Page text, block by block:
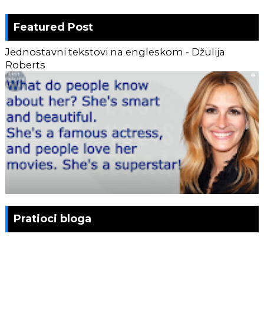
Featured Post
Jednostavni tekstovi na engleskom - Džulija
Roberts
Pratioci bloga